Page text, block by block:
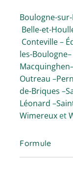
Boulogne-
Belle-et-
Conteville–
les-Boulogne–
Macquinghen
Outreau –
de-Briques –
Léonard –
Wimereux et
Formule